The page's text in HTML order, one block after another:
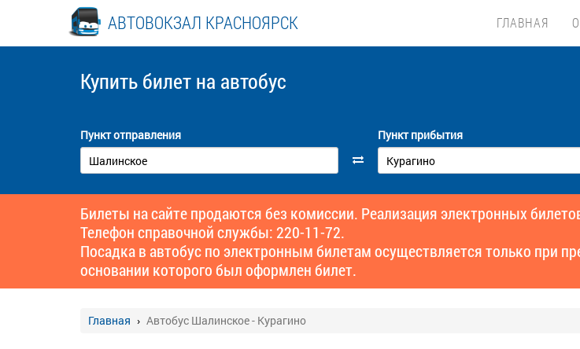
АВТОВОКЗАЛ КРАСНОЯРСК ГЛАВНАЯ
Купить билет на автобус
Пункт отправления Пункт прибытия
Билеты на сайте продаются без комиссии. Реализация электронных
Телефон справочной службы: 220-11-72.
Посадка в автобус по электронным билетам осуществляется только при
основании которого был оформлен билет.
Главная Автобус Шалинское - Курагино